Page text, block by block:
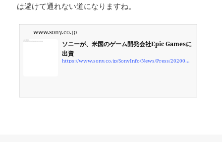
は避けて通れない道になりますね。
www.sony.co.jp
ソニーが、米国のゲーム開発会社Epic Gamesに
出資
https://www.sony.co.jp/SonyInfo/News/Press/202007/20-0710/